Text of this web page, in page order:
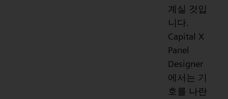
계실 것입
니다.
Capital X
Panel
Designer
에서는 기
호를 나란